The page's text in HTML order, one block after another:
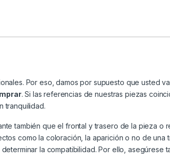
Por eso, damos por supuesto que usted
. Si las referencias de nuestras piezas
tranquilidad.
también que el frontal y trasero de la pieza o
como la coloración, la aparición o no de una
la compatibilidad. Por ello, asegúrese